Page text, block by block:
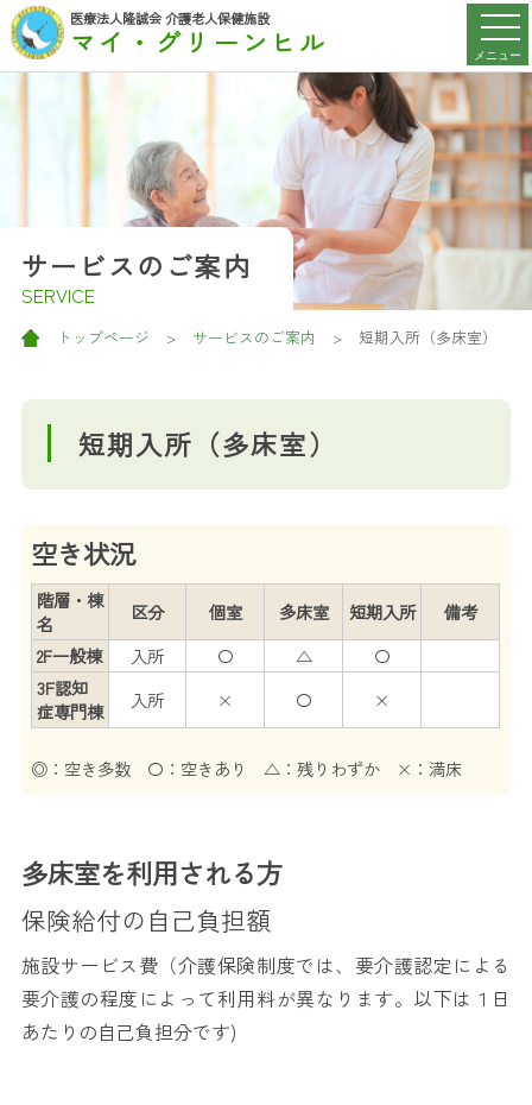
医療法人隆誠会 介護老人保健施設
マイ・グリーンヒル メニュー
サービスのご案内
SERVICE
トップページ > サービスのご案内 > 短期入所（多床室）
短期入所（多床室）
空き状況
階層・棟
名
区分 個室 多床室 短期入所
備考
2F一般棟
入所 〇 △
〇
3F認知
症専門棟
入所 × 〇 ×
◎：空き多数 〇：空きあり △：残りわずか ×：満床
多床室を利用される方
保険給付の自己負担額
施設サービス費（介護保険制度では、要介護認定による
要介護の程度によって利用料が異なります。以下は１日
あたりの自己負担分です)